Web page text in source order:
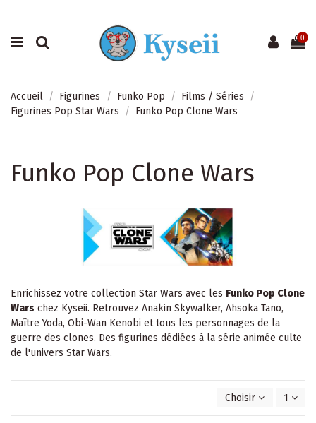
0
Accueil Figurines Funko Pop
Films / Séries
Figurines Pop Star Wars
Funko Pop Clone Wars
Funko Pop Clone Wars
Enrichissez votre collection Star Wars avec les Funko Pop Clone
Wars chez Kyseii. Retrouvez Anakin Skywalker, Ahsoka Tano,
Maître Yoda, Obi-Wan Kenobi et tous les personnages de la
guerre des clones. Des figurines dédiées à la série animée culte
de l'univers Star Wars.
Choisir 1